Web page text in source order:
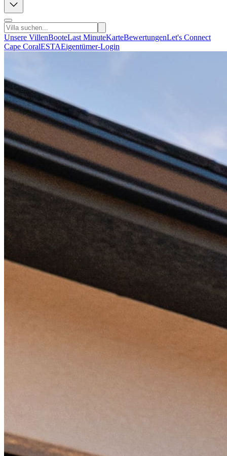
Unsere VillenBooteLast MinuteKarteBewertungenLet's Connect
Cape CoralESTAEigentümer-Login